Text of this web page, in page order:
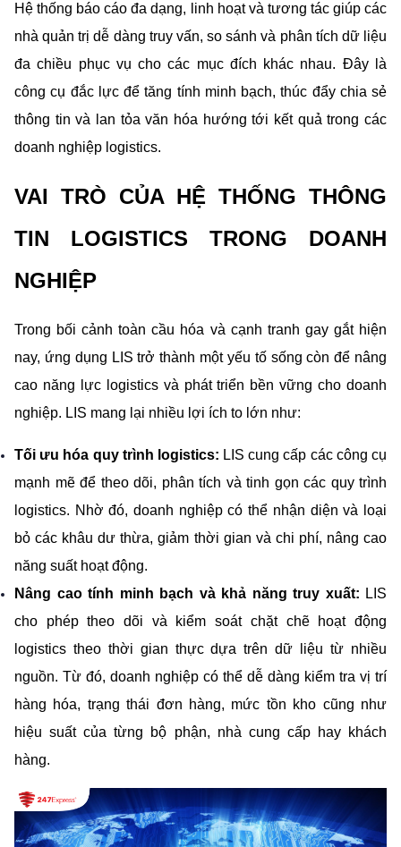
Hệ thống báo cáo đa dạng, linh hoạt và tương tác giúp các
nhà quản trị dễ dàng truy vấn, so sánh và phân tích dữ liệu
đa chiều phục vụ cho các mục đích khác nhau. Đây là
công cụ đắc lực để tăng tính minh bạch, thúc đẩy chia sẻ
thông tin và lan tỏa văn hóa hướng tới kết quả trong các
doanh nghiệp logistics.
VAI TRÒ CỦA HỆ THỐNG THÔNG
TIN LOGISTICS TRONG DOANH
NGHIỆP
Trong bối cảnh toàn cầu hóa và cạnh tranh gay gắt hiện
nay, ứng dụng LIS trở thành một yếu tố sống còn để nâng
cao năng lực logistics và phát triển bền vững cho doanh
nghiệp. LIS mang lại nhiều lợi ích to lớn như:
Tối ưu hóa quy trình logistics: LIS cung cấp các công cụ
mạnh mẽ để theo dõi, phân tích và tinh gọn các quy trình
logistics. Nhờ đó, doanh nghiệp có thể nhận diện và loại
bỏ các khâu dư thừa, giảm thời gian và chi phí, nâng cao
năng suất hoạt động.
Nâng cao tính minh bạch và khả năng truy xuất: LIS
cho phép theo dõi và kiểm soát chặt chẽ hoạt động
logistics theo thời gian thực dựa trên dữ liệu từ nhiều
nguồn. Từ đó, doanh nghiệp có thể dễ dàng kiểm tra vị trí
hàng hóa, trạng thái đơn hàng, mức tồn kho cũng như
hiệu suất của từng bộ phận, nhà cung cấp hay khách
hàng.